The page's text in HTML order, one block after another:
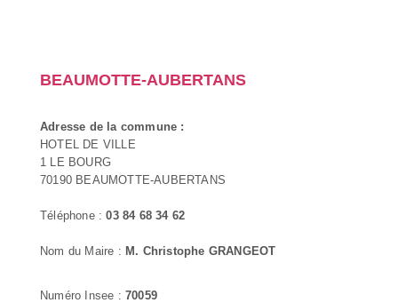
BEAUMOTTE-AUBERTANS
Adresse de la commune :
HOTEL DE VILLE
1 LE BOURG
70190 BEAUMOTTE-AUBERTANS
Téléphone :03 84 68 34 62
Nom du Maire : M. Christophe GRANGEOT
Numéro Insee : 70059